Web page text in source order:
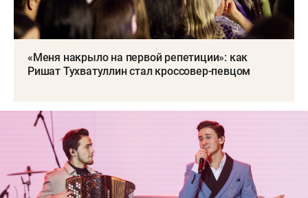
«Меня накрыло на первой репетиции»: как
Ришат Тухватуллин стал кроссовер-певцом